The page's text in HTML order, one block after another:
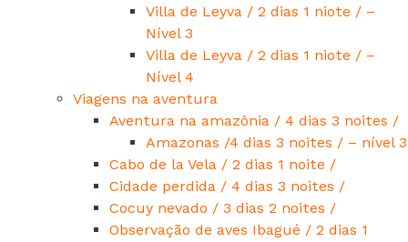
Villa de Leyva / 2 dias 1 niote / –
Nível 3
Villa de Leyva / 2 dias 1 niote / –
Nível 4
Viagens na aventura
Aventura na amazônia / 4 dias 3 noites /
Amazonas /4 dias 3 noites / – nível 3
Cabo de la Vela / 2 dias 1 noite /
Cidade perdida / 4 dias 3 noites /
Cocuy nevado / 3 dias 2 noites /
Observação de aves Ibagué / 2 dias 1